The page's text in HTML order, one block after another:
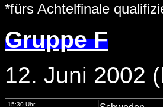
*fürs
Gruppe F
12. Juni 2002
15:30 Uhr